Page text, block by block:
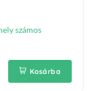
számos
Kosárba